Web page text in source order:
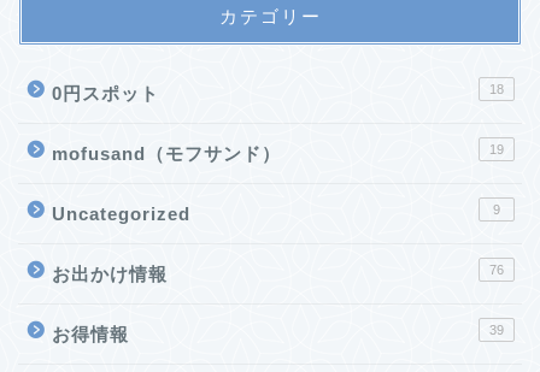
カテゴリー
0円スポット 18
mofusand（モフサンド） 19
Uncategorized 9
お出かけ情報 76
お得情報 39